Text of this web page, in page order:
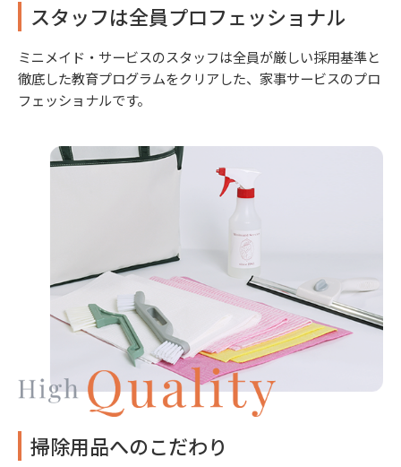
スタッフは全員プロフェッショナル
ミニメイド・サービスのスタッフは全員が厳しい採用基準と
徹底した教育プログラムをクリアした、家事サービスのプロ
フェッショナルです。
掃除用品へのこだわり